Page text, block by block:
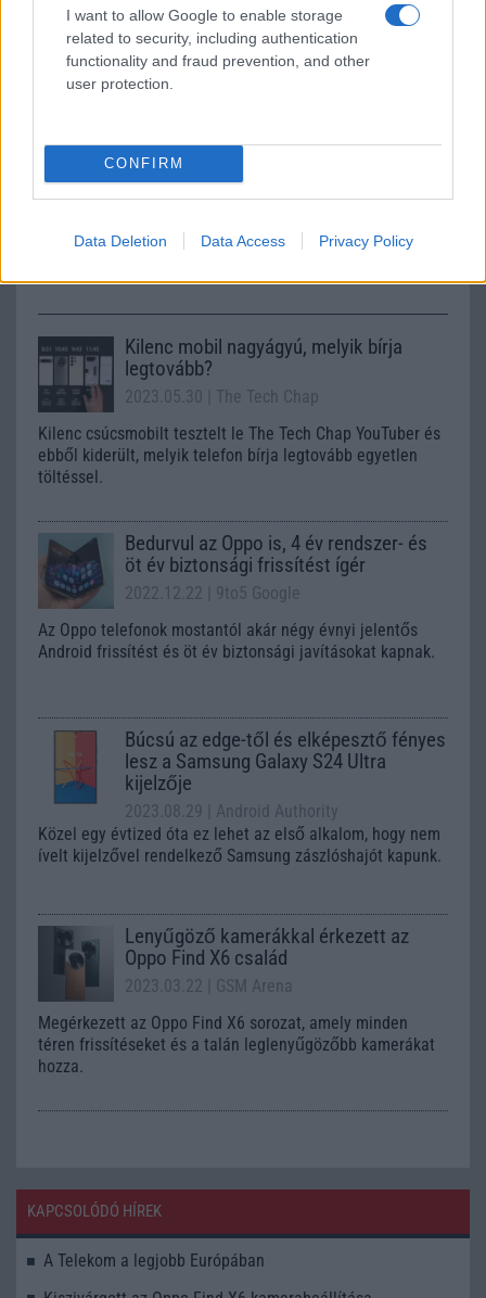
I want to allow Google to enable storage
related to security, including authentication
functionality and fraud prevention, and other
user protection.
CONFIRM
Data Deletion Data Access Privacy Policy
Nelly GSM
Kilenc mobil nagyágyú, melyik bírja
legtovább?
2023.05.30
| The Tech Chap
Kilenc csúcsmobilt tesztelt le The Tech Chap YouTuber és
ebből kiderült, melyik telefon bírja legtovább egyetlen
töltéssel.
Bedurvul az Oppo is, 4 év rendszer- és
öt év biztonsági frissítést ígér
2022.12.22
| 9to5 Google
Az Oppo telefonok mostantól akár négy évnyi jelentős
Android frissítést és öt év biztonsági javításokat kapnak.
Búcsú az edge-től és elképesztő fényes
lesz a Samsung Galaxy S24 Ultra
kijelzője
2023.08.29
| Android Authority
Közel egy évtized óta ez lehet az első alkalom, hogy nem
ívelt kijelzővel rendelkező Samsung zászlóshajót kapunk.
Lenyűgöző kamerákkal érkezett az
Oppo Find X6 család
2023.03.22
| GSM Arena
Megérkezett az Oppo Find X6 sorozat, amely minden
téren frissítéseket és a talán leglenyűgözőbb kamerákat
hozza.
KAPCSOLÓDÓ HÍREK
A Telekom a legjobb Európában